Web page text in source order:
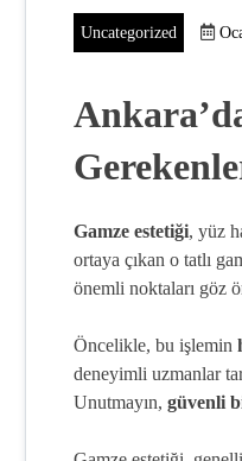
Uncategorized
Gamze estetiği, yüz
ortaya çıkan o tatlı
önemli noktaları göz
Öncelikle, bu işlemin
deneyimli uzmanlar
Unutmayın, güvenli